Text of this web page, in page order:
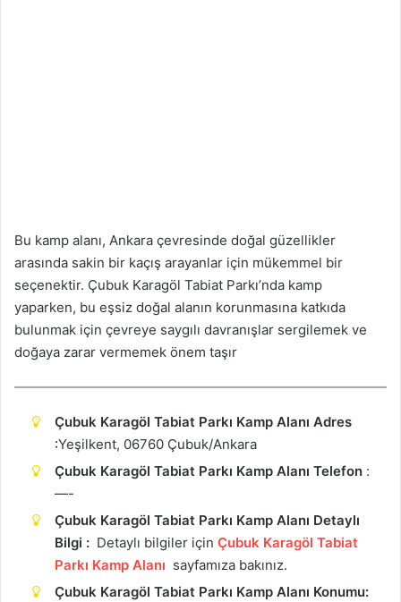
Bu kamp alanı, Ankara çevresinde doğal güzellikler
arasında sakin bir kaçış arayanlar için mükemmel bir
seçenektir. Çubuk Karagöl Tabiat Parkı’nda kamp
yaparken, bu eşsiz doğal alanın korunmasına katkıda
bulunmak için çevreye saygılı davranışlar sergilemek ve
doğaya zarar vermemek önem taşır
Çubuk Karagöl Tabiat Parkı Kamp Alanı Adres
:Yeşilkent, 06760 Çubuk/Ankara
Çubuk Karagöl Tabiat Parkı Kamp Alanı Telefon :
—-
Çubuk Karagöl Tabiat Parkı Kamp Alanı Detaylı
Bilgi : Detaylı bilgiler için Çubuk Karagöl Tabiat
Parkı Kamp Alanı sayfamıza bakınız.
Çubuk Karagöl Tabiat Parkı Kamp Alanı Konumu: